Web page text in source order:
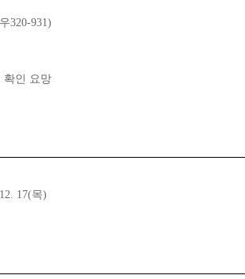
320-931)
확인 요망
17(목)